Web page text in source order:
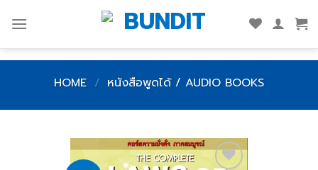
content
HOME / หนังสือพูดได้ / AUDIO BOOKS